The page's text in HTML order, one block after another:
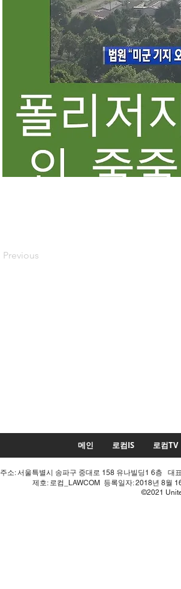
Previous
메인 로컴IS 로컴TV
주소: 서울특별시 송파구 중대로 158 유나빌딩1 6층
제호: 로컴_LAWCOM 등록일자: 2018년 8월
©2021